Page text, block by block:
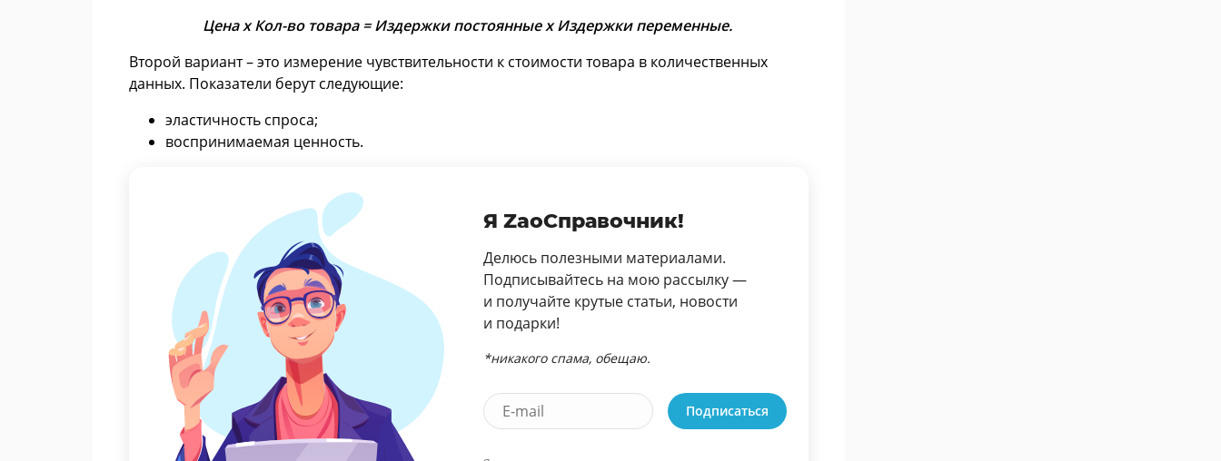
Цена х Кол-во товара = Издержки постоянные х Издержки переменные.
Второй вариант – это измерение чувствительности к стоимости товара в количественных
данных. Показатели берут следующие:
эластичность спроса;
воспринимаемая ценность.
Я ZaoСправочник!
Делюсь полезными материалами.
Подписывайтесь на мою рассылку —
и получайте крутые статьи, новости
и подарки!
*никакого спама, обещаю.
Подписаться